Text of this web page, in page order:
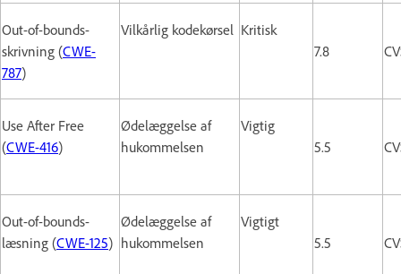
Out-of-bounds-
skrivning (CWE-
787)
Vilkårlig kodekørsel Kritisk
7.8
Use After Free
(CWE-416)
Ødelæggelse af
hukommelsen
Vigtig
5.5
Out-of-bounds-
læsning (CWE-125)
Ødelæggelse af
hukommelsen
Vigtigt
5.5